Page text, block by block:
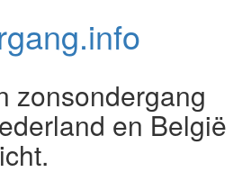
info
zonsondergang
en België